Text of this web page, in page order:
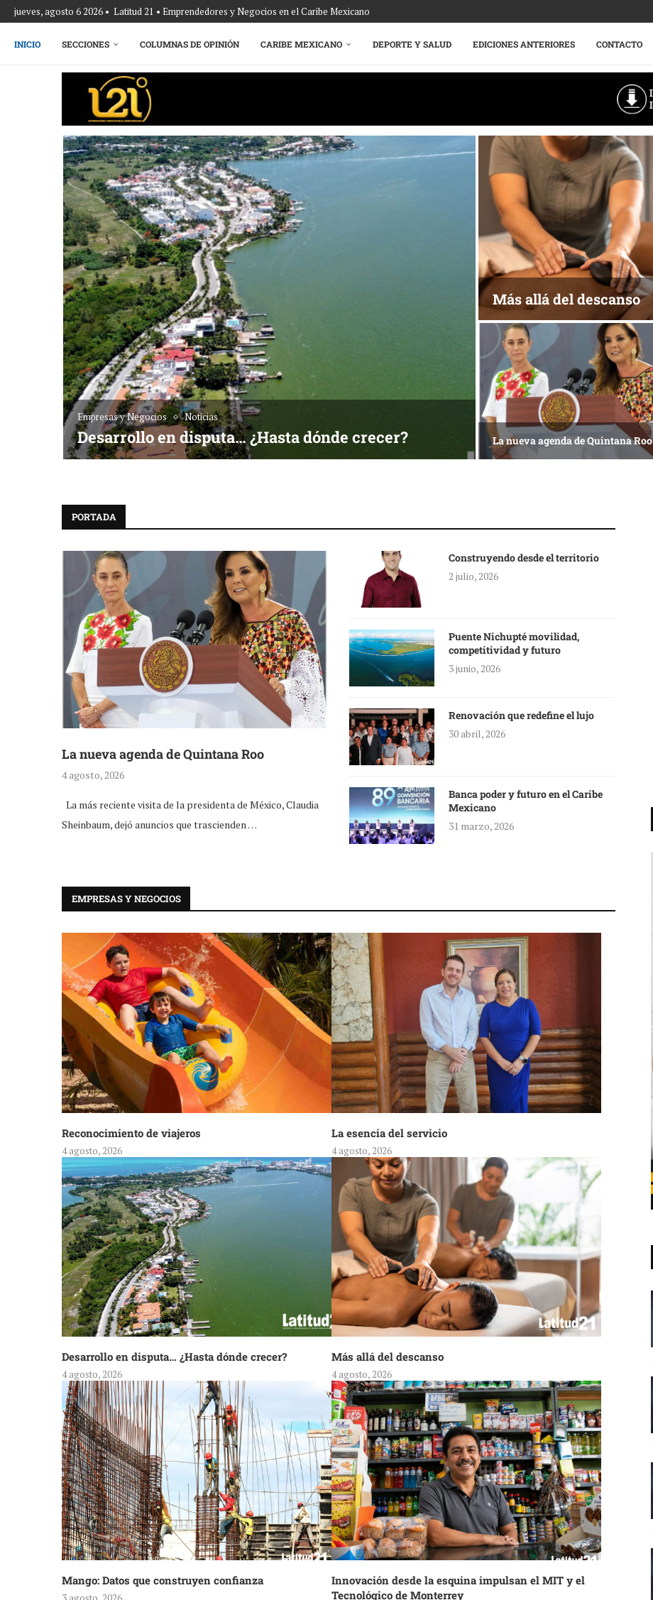
jueves, agosto 6 2026 • Latitud 21 • Emprendedores y Negocios en el Caribe Mexicano
INICIO SECCIONES COLUMNAS DE OPINIÓN CARIBE MEXICANO DEPORTE Y SALUD EDICIONES ANTERIORES CONTACTO
Empresas y Negocios Noticias
Desarrollo en disputa… ¿Hasta dónde crecer?
Más allá del descanso
La nueva agenda de Quintana Roo
PORTADA
La nueva agenda de Quintana Roo
4 agosto, 2026
La más reciente visita de la presidenta de México, Claudia
Sheinbaum, dejó anuncios que trascienden …
Construyendo desde el territorio
2 julio, 2026
Puente Nichupté movilidad,
competitividad y futuro
3 junio, 2026
Renovación que redefine el lujo
30 abril, 2026
Banca poder y futuro en el Caribe
Mexicano
31 marzo, 2026
EMPRESAS Y NEGOCIOS
Reconocimiento de viajeros
4 agosto, 2026
La esencia del servicio
4 agosto, 2026
Desarrollo en disputa… ¿Hasta dónde crecer?
4 agosto, 2026
Más allá del descanso
4 agosto, 2026
Mango: Datos que construyen confianza
Innovación desde la esquina impulsan el MIT y el
Tecnológico de Monterrey